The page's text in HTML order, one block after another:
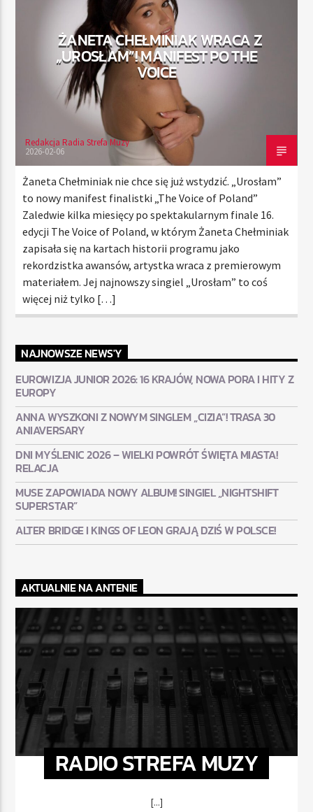
RADIO STREFA MUZY
00:00
Radio Strefa Muzy
ŻANETA CHEŁMINIAK WRACA Z
„UROSŁAM”! MANIFEST PO THE
VOICE
Redakcja Radia Strefa Muzy
2026-02-06
Żaneta Chełminiak nie chce się już wstydzić. „Urosłam”
to nowy manifest finalistki „The Voice of Poland”
Zaledwie kilka miesięcy po spektakularnym finale 16.
edycji The Voice of Poland, w którym Żaneta Chełminiak
zapisała się na kartach historii programu jako
rekordzistka awansów, artystka wraca z premierowym
materiałem. Jej najnowszy singiel „Urosłam” to coś
więcej niż tylko […]
NAJNOWSZE NEWS'Y
EUROWIZJA JUNIOR 2026: 16 KRAJÓW, NOWA PORA I HITY Z
EUROPY
ANNA WYSZKONI Z NOWYM SINGLEM „CIZIA”! TRASA 30
ANIAVERSARY
DNI MYŚLENIC 2026 – WIELKI POWRÓT ŚWIĘTA MIASTA!
RELACJA
MUSE ZAPOWIADA NOWY ALBUM! SINGIEL „NIGHTSHIFT
SUPERSTAR”
ALTER BRIDGE I KINGS OF LEON GRAJĄ DZIŚ W POLSCE!
AKTUALNIE NA ANTENIE
RADIO STREFA MUZY
[...]